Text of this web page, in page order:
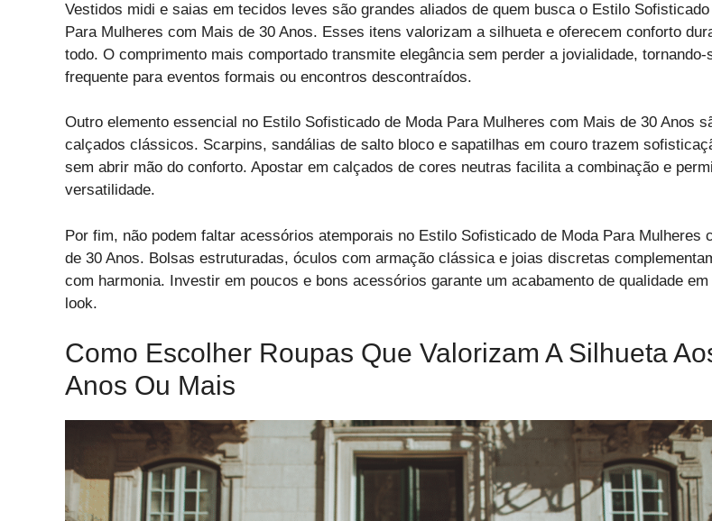
Vestidos midi e saias em tecidos leves são grandes aliados de quem busca o Estilo
Para Mulheres com Mais de 30 Anos. Esses itens valorizam a silhueta e oferecem conforto
todo. O comprimento mais comportado transmite elegância sem perder a jovialidade, tornando-
frequente para eventos formais ou encontros descontraídos.
Outro elemento essencial no Estilo Sofisticado de Moda Para Mulheres com Mais de 30 Anos
calçados clássicos. Scarpins, sandálias de salto bloco e sapatilhas em couro trazem
sem abrir mão do conforto. Apostar em calçados de cores neutras facilita a combinação e
versatilidade.
Por fim, não podem faltar acessórios atemporais no Estilo Sofisticado de Moda Para Mulheres
de 30 Anos. Bolsas estruturadas, óculos com armação clássica e joias discretas
com harmonia. Investir em poucos e bons acessórios garante um acabamento de qualidade em
look.
Como Escolher Roupas Que Valorizam A Silhueta
Anos Ou Mais